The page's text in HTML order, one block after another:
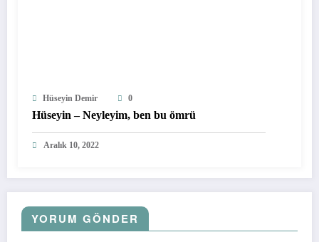
Hüseyin Demir 0
Hüseyin – Neyleyim, ben bu ömrü
Aralık 10, 2022
YORUM GÖNDER